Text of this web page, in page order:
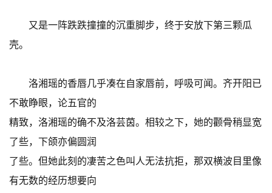
又是一阵跌跌撞撞的沉重脚步，终于安放下第三颗瓜
壳。
洛湘瑶的香唇几乎凑在自家唇前，呼吸可闻。齐开阳已
不敢睁眼，论五官的
精致，洛湘瑶的确不及洛芸茵。相较之下，她的颧骨稍显宽
了些，下颌亦偏圆润
了些。但她此刻的凄苦之色叫人无法抗拒，那双横波目里像
有无数的经历想要向